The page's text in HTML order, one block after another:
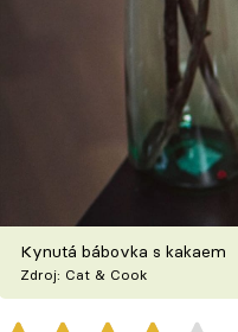
Kynutá bábovka s kakaem
Zdroj: Cat & Cook